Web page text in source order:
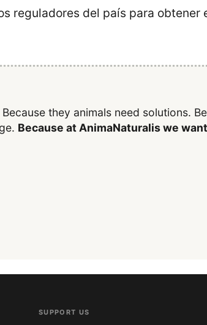
reguladores del país para obtener
they animals need solutions.
Because at AnimaNaturalis we
SUPPORT US